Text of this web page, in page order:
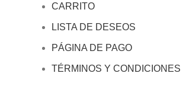
CARRITO
LISTA DE DESEOS
PÁGINA DE PAGO
TÉRMINOS Y CONDICIONES